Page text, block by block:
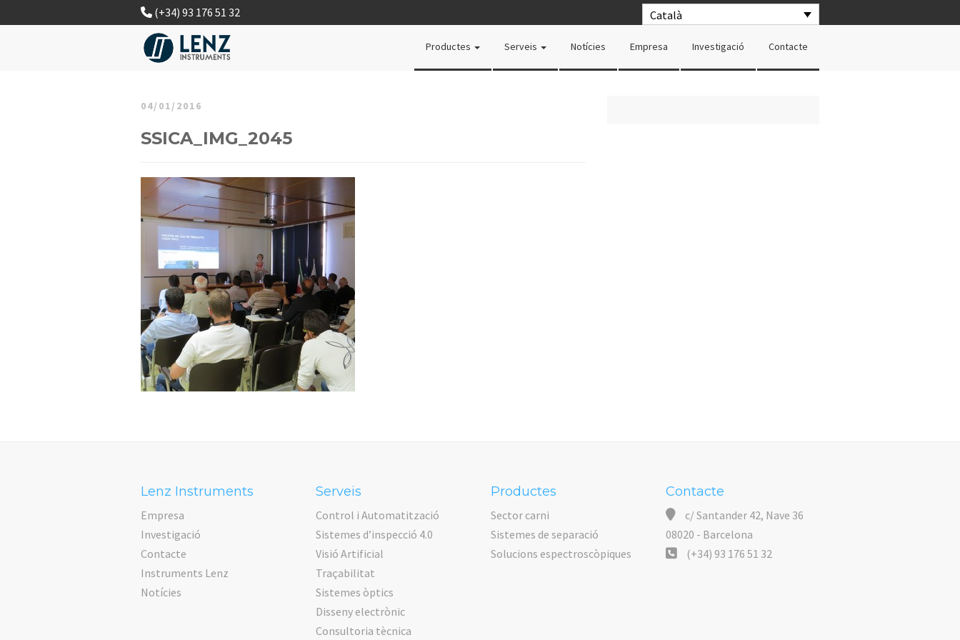
Català
(+34) 93 176 51 32
Productes Serveis Notícies Empresa Investigació Contacte
04/01/2016
SSICA_IMG_2045
Lenz Instruments
Empresa
Investigació
Contacte
Instruments Lenz
Notícies
Serveis
Control i Automatització
Sistemes d’inspecció 4.0
Visió Artificial
Traçabilitat
Sistemes òptics
Disseny electrònic
Consultoria tècnica
Productes
Sector carni
Sistemes de separació
Solucions espectroscòpiques
Contacte
c/ Santander 42, Nave 36
08020 - Barcelona
(+34) 93 176 51 32